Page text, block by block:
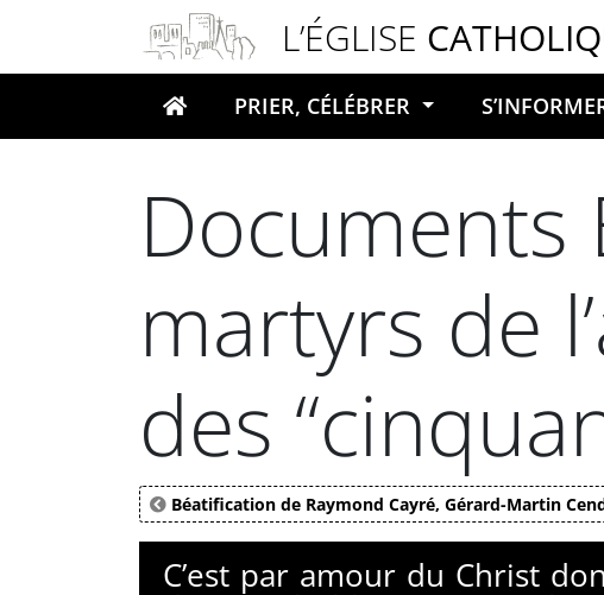
L’ÉGLISE
Votre recherche
PRIER, CÉLÉBRER
Documents
martyrs de
des
Béatification de Raymond Cayré, Gérard-Martin
C’est par amour du Christ
Panneau de gestion des cookies